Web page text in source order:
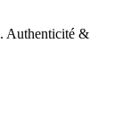
Authenticité &